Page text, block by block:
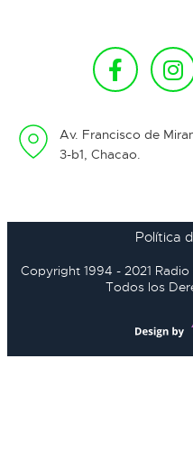
Av. Francisco de
3-b1, Chacao.
Política
Copyright 1994 - 2021
Todos los